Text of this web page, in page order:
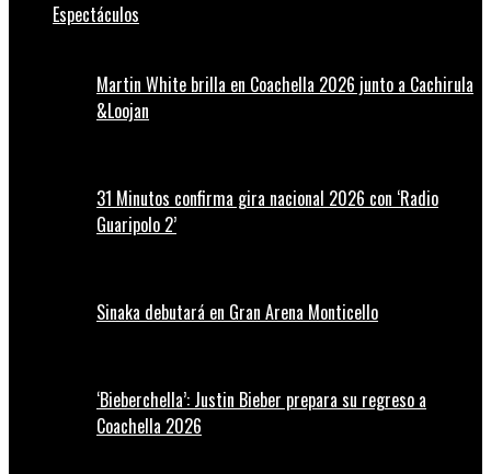
Espectáculos
Martin White brilla en Coachella 2026 junto a Cachirula
&Loojan
31 Minutos confirma gira nacional 2026 con ‘Radio
Guaripolo 2’
Sinaka debutará en Gran Arena Monticello
‘Bieberchella’: Justin Bieber prepara su regreso a
Coachella 2026